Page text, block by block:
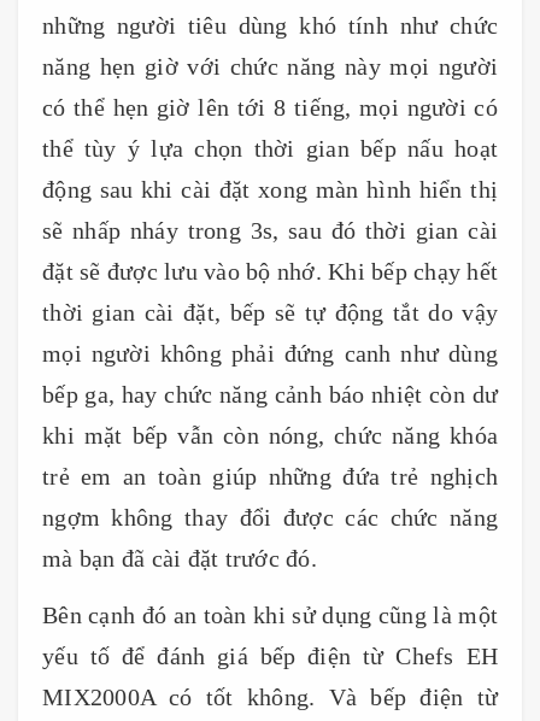
những người tiêu dùng khó tính như chức
năng hẹn giờ với chức năng này mọi người
có thể hẹn giờ lên tới 8 tiếng, mọi người có
thể tùy ý lựa chọn thời gian bếp nấu hoạt
động sau khi cài đặt xong màn hình hiển thị
sẽ nhấp nháy trong 3s, sau đó thời gian cài
đặt sẽ được lưu vào bộ nhớ. Khi bếp chạy hết
thời gian cài đặt, bếp sẽ tự động tắt do vậy
mọi người không phải đứng canh như dùng
bếp ga, hay chức năng cảnh báo nhiệt còn dư
khi mặt bếp vẫn còn nóng, chức năng khóa
trẻ em an toàn giúp những đứa trẻ nghịch
ngợm không thay đổi được các chức năng
mà bạn đã cài đặt trước đó.
Bên cạnh đó an toàn khi sử dụng cũng là một
yếu tố để đánh giá bếp điện từ Chefs EH
MIX2000A có tốt không. Và bếp điện từ